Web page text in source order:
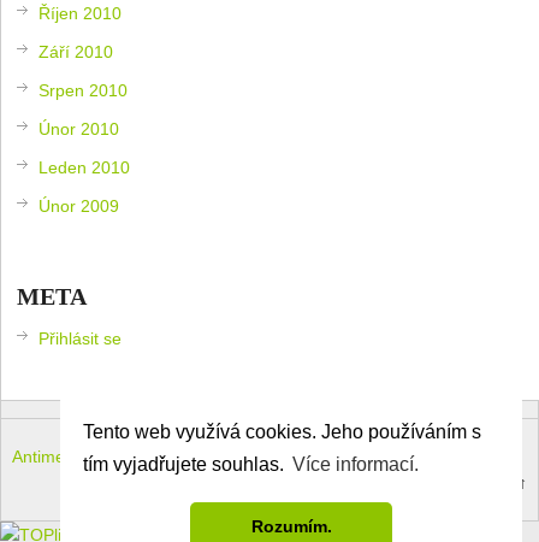
Tento web využívá cookies. Jeho používáním s
tím vyjadřujete souhlas. Více informací.
Rozumím.
Říjen 2010
Září 2010
Srpen 2010
Únor 2010
Leden 2010
Únor 2009
META
Přihlásit se
Antimeloun – komouši dneškaCopyright © 2026.
Back to Top ↑